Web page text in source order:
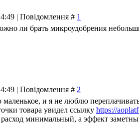
| Повідомлення # 1
ли брать микроудобрения
| Повідомлення # 2
маленькое, и я не люблю
товара увидел ссылку https://
минимальный, а эффект